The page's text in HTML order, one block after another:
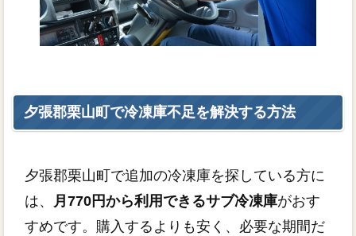
夕張郡栗山町で冷凍庫不足を解決する方法
夕張郡栗山町で追加の冷凍庫を探している方に
は、
月770円から利用できるサブ冷凍庫がおす
すめです。購入するよりも安く、必要な期間だ